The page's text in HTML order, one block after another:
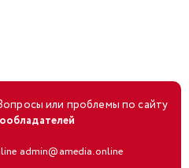
или проблемы по сайту
admin@amedia.online